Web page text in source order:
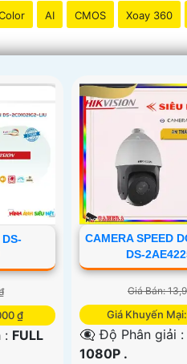
AI CMOS Xoay 360
DS-
₫
: FULL
CAMERA SPEED
DS-
Giá Bán:
Giá Khuyến
👁️‍🗨 Độ Phân giải :
1080P .